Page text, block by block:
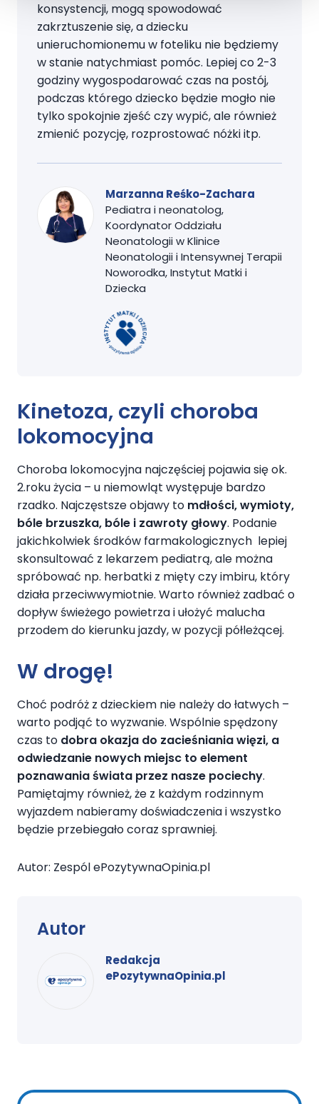
konsystencji, mogą spowodować
zakrztuszenie się, a dziecku
unieruchomionemu w foteliku nie będziemy
w stanie natychmiast pomóc. Lepiej co 2-3
godziny wygospodarować czas na postój,
podczas którego dziecko będzie mogło nie
tylko spokojnie zjeść czy wypić, ale również
zmienić pozycję, rozprostować nóżki itp.
Marzanna Reśko-Zachara
Pediatra i neonatolog,
Koordynator Oddziału
Neonatologii w Klinice
Neonatologii i Intensywnej Terapii
Noworodka, Instytut Matki i
Dziecka
Kinetoza, czyli choroba
lokomocyjna
Choroba lokomocyjna najczęściej pojawia się ok.
2.roku życia – u niemowląt występuje bardzo
rzadko. Najczęstsze objawy to mdłości, wymioty,
bóle brzuszka, bóle i zawroty głowy. Podanie
jakichkolwiek środków farmakologicznych lepiej
skonsultować z lekarzem pediatrą, ale można
spróbować np. herbatki z mięty czy imbiru, który
działa przeciwwymiotnie. Warto również zadbać o
dopływ świeżego powietrza i ułożyć malucha
przodem do kierunku jazdy, w pozycji półleżącej.
W drogę!
Choć podróż z dzieckiem nie należy do łatwych –
warto podjąć to wyzwanie. Wspólnie spędzony
czas to dobra okazja do zacieśniania więzi, a
odwiedzanie nowych miejsc to element
poznawania świata przez nasze pociechy.
Pamiętajmy również, że z każdym rodzinnym
wyjazdem nabieramy doświadczenia i wszystko
będzie przebiegało coraz sprawniej.
Autor: Zespól ePozytywnaOpinia.pl
Autor
Redakcja
ePozytywnaOpinia.pl